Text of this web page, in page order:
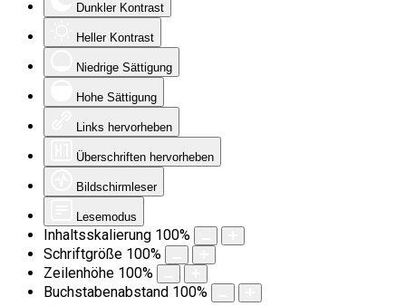
Dunkler Kontrast
Heller Kontrast
Niedrige Sättigung
Hohe Sättigung
Links hervorheben
Überschriften hervorheben
Bildschirmleser
Lesemodus
Inhaltsskalierung 100%
Schriftgröße 100%
Zeilenhöhe 100%
Buchstabenabstand 100%